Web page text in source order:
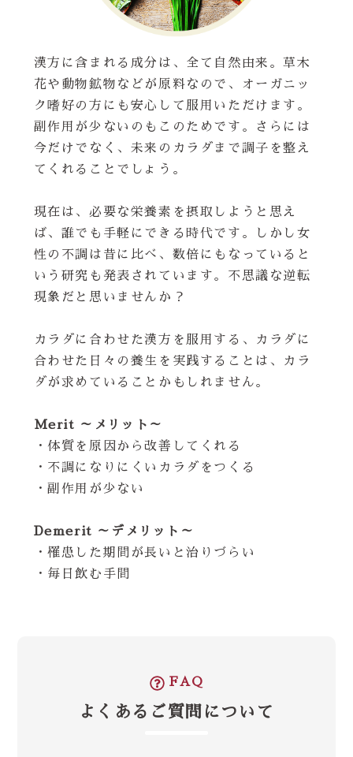
漢方に含まれる成分は、全て自然由来。草木
花や動物鉱物などが原料なので、オーガニッ
ク嗜好の方にも安心して服用いただけます。
副作用が少ないのもこのためです。さらには
今だけでなく、未来のカラダまで調子を整え
てくれることでしょう。
現在は、必要な栄養素を摂取しようと思え
ば、誰でも手軽にできる時代です。しかし女
性の不調は昔に比べ、数倍にもなっていると
いう研究も発表されています。不思議な逆転
現象だと思いませんか？
カラダに合わせた漢方を服用する、カラダに
合わせた日々の養生を実践することは、カラ
ダが求めていることかもしれません。
Merit ～メリット～
・体質を原因から改善してくれる
・不調になりにくいカラダをつくる
・副作用が少ない
Demerit ～デメリット～
・罹患した期間が長いと治りづらい
・毎日飲む手間
FAQ
よくあるご質問について